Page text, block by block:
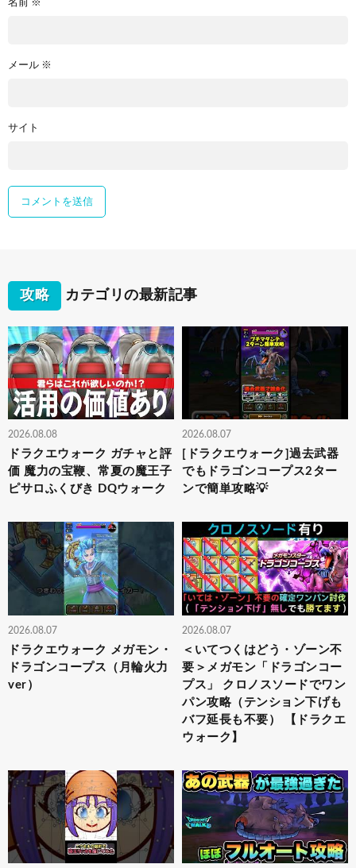
名前 ※
メール ※
サイト
攻略 カテゴリの最新記事
2026.08.08
ドラクエウォーク ガチャと評
価 魔力の宝鞭、常夏の魔王子
ピサロふくびき DQウォーク
2026.08.07
[ドラクエウォーク]過去武器
でもドラゴンコープス2ター
ンで簡単攻略💡
2026.08.07
ドラクエウォーク メガモン・
ドラゴンコープス（月輪火力
ver）
2026.08.07
＜いてつくはどう・ゾーン不
要＞メガモン「ドラゴンコー
プス」 クロノスソードでワン
パン攻略（テンション下げも
バフ延長も不要） 【ドラクエ
ウォーク】